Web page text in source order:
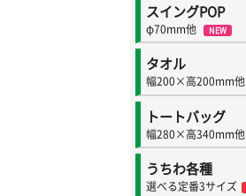
スイングPOP
φ70mm他 NEW
タオル
幅200×高200mm他
トートバッグ
幅280×高340mm他
うちわ各種
選べる定番3サイズ